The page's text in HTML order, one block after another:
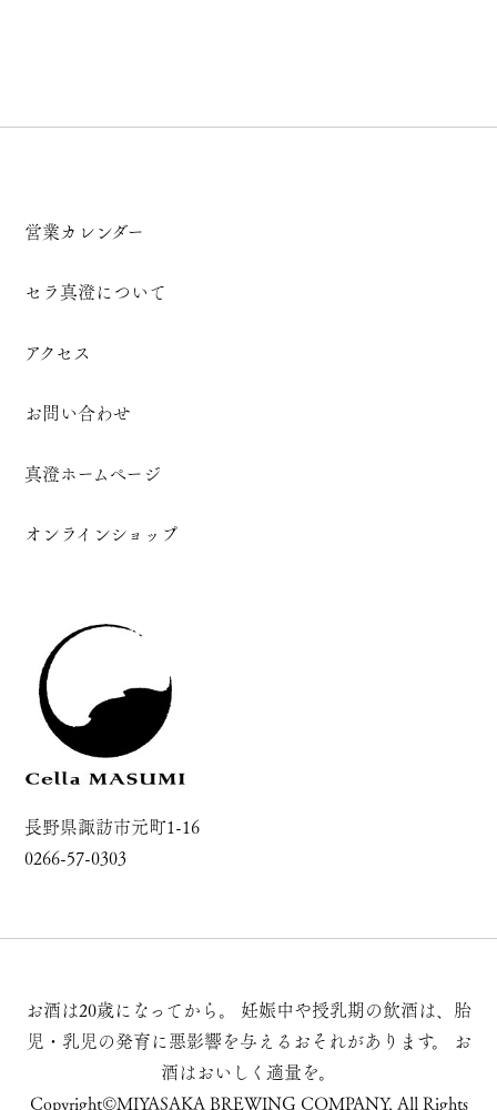
営業カレンダー
セラ真澄について
アクセス
お問い合わせ
真澄ホームページ
オンラインショップ
長野県諏訪市元町1-16
0266-57-0303
お酒は20歳になってから。
妊娠中や授乳期の飲酒は、胎
児・乳児の発育に悪影響を与えるおそれがあります。
お
酒はおいしく適量を。
Copyright©MIYASAKA BREWING COMPANY, All Rights